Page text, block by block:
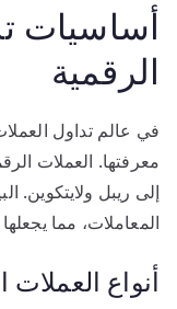
أساسيات
الرقمية
في عالم تداول
معرفتها. العملات
إلى ريبل ولايتكوين.
المعاملات، مما
أنواع العملات